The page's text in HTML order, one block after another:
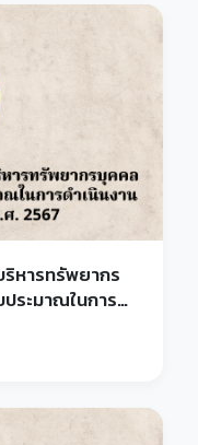
ริหารทรัพยากร
ระมาณในการ